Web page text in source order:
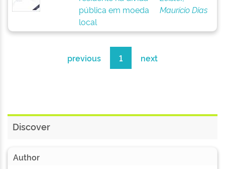
pública em moeda
local
Maurício Dias
previous 1 next
Discover
Author